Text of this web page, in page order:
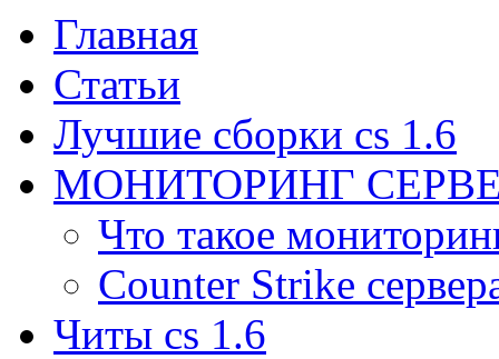
Главная
Статьи
Лучшие сборки cs 1.6
МОНИТОРИНГ
Что такое
Counter Strike
Читы cs 1.6